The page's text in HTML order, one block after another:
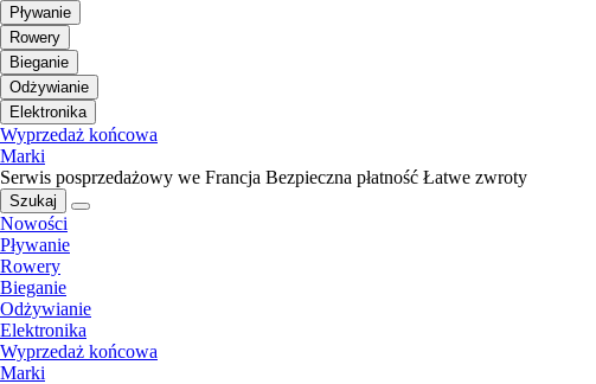
Pływanie
Rowery
Bieganie
Odżywianie
Elektronika
Wyprzedaż końcowa
Marki
Serwis posprzedażowy we Francja Bezpieczna płatność Łatwe zwroty
Szukaj
Nowości
Pływanie
Rowery
Bieganie
Odżywianie
Elektronika
Wyprzedaż końcowa
Marki